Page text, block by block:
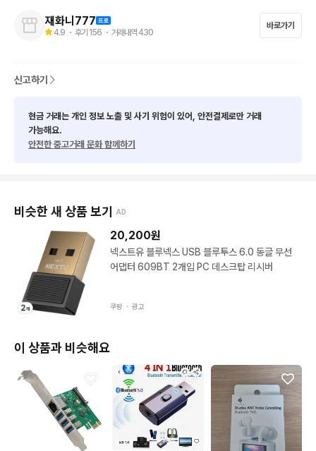
재화니777
4.9 ・ 후기 156 ・ 거래내역 430
바로가기
신고하기
현금 거래는 개인 정보 노출 및 사기 위험이 있어, 안전결제로만 거래
가능해요.
안전한 중고거래 문화 함께하기
비슷한 새 상품 보기 AD
20,200원
넥스트유 블루넥스 USB 블루투스 6.0 동글 무선
어댑터 609BT 2개입 PC 데스크탑 리시버
쿠팡 ・ 광고
이 상품과 비슷해요